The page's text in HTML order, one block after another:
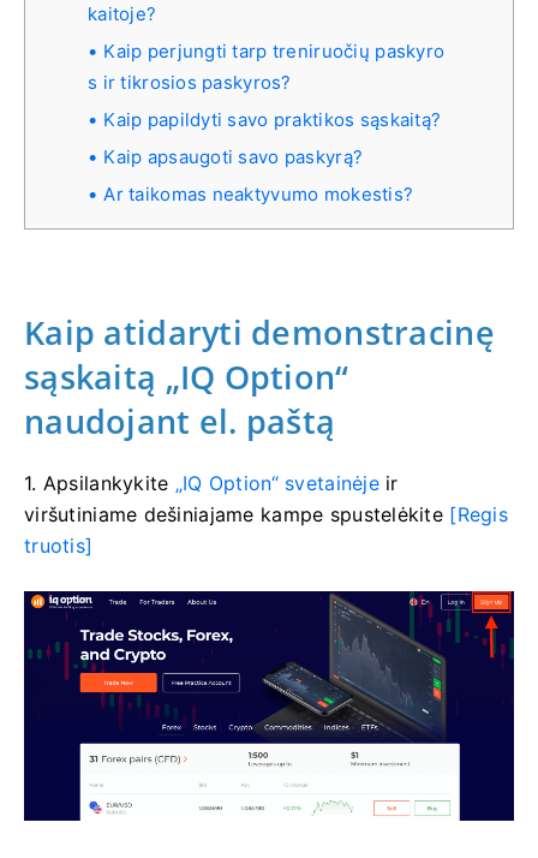
kaitoje?
Kaip perjungti tarp treniruočių paskyro
s ir tikrosios paskyros?
Kaip papildyti savo praktikos sąskaitą?
Kaip apsaugoti savo paskyrą?
Ar taikomas neaktyvumo mokestis?
Kaip atidaryti demonstracinę
sąskaitą „IQ Option“
naudojant el. paštą
1. Apsilankykite „IQ Option“ svetainėjeir
viršutiniame dešiniajame kampe spustelėkite [Regis
truotis]